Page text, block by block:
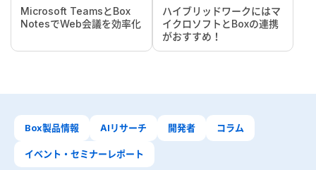
Microsoft TeamsとBox
NotesでWeb会議を効率化
ハイブリッドワークにはマ
イクロソフトとBoxの連携
がおすすめ！
Box製品情報 AIリサーチ 開発者 コラム
イベント・セミナーレポート